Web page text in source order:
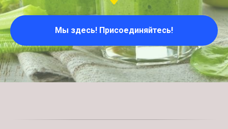
Мы здесь! Присоединяйтесь!